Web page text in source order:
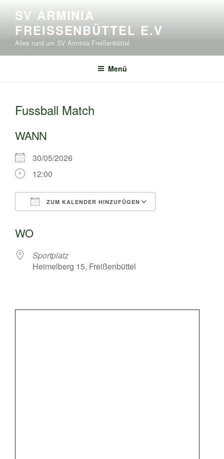
Inhalt
springen
SV ARMINIA
FREISSENBÜTTEL E.V
Alles rund um SV Arminia Freißenbüttel
Menü
Fussball Match
WANN
30/05/2026
12:00
ZUM KALENDER HINZUFÜGEN
WO
Sportplatz
Heimelberg 15, Freißenbüttel